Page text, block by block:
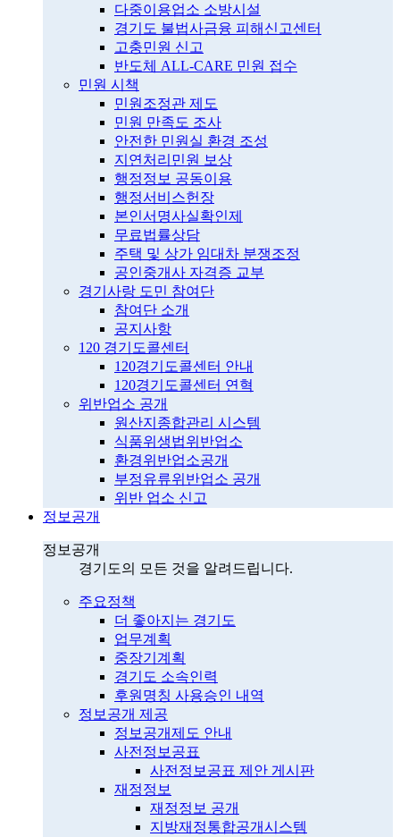
다중이용업소 소방시설
경기도 불법사금융 피해신고센터
고충민원 신고
반도체 ALL-CARE 민원 접수
민원 시책
민원조정관 제도
민원 만족도 조사
안전한 민원실 환경 조성
지연처리민원 보상
행정정보 공동이용
행정서비스헌장
본인서명사실확인제
무료법률상담
주택 및 상가 임대차 분쟁조정
공인중개사 자격증 교부
경기사랑 도민 참여단
참여단 소개
공지사항
120 경기도콜센터
120경기도콜센터 안내
120경기도콜센터 연혁
위반업소 공개
원산지종합관리 시스템
식품위생법위반업소
환경위반업소공개
부정유류위반업소 공개
위반 업소 신고
정보공개
정보공개
경기도의 모든 것을 알려드립니다.
주요정책
더 좋아지는 경기도
업무계획
중장기계획
경기도 소속인력
후원명칭 사용승인 내역
정보공개 제공
정보공개제도 안내
사전정보공표
사전정보공표 제안 게시판
재정정보
재정정보 공개
지방재정통합공개시스템